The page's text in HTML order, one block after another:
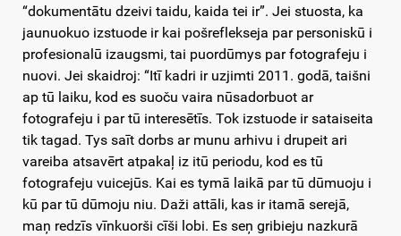
“dokumentātu dzeivi taidu, kaida tei ir”. Jei stuosta, ka
jaunuokuo izstuode ir kai pošreflekseja par personiskū i
profesionalū izaugsmi, tai puordūmys par fotografeju i
nuovi. Jei skaidroj: “Itī kadri ir uzjimti 2011. godā, taišni
ap tū laiku, kod es suoču vaira nūsadorbuot ar
fotografeju i par tū interesētīs. Tok izstuode ir sataiseita
tik tagad. Tys saīt dorbs ar munu arhivu i drupeit ari
vareiba atsavērt atpakaļ iz itū periodu, kod es tū
fotografeju vuicejūs. Kai es tymā laikā par tū dūmuoju i
kū par tū dūmoju niu. Daži attāli, kas ir itamā serejā,
maņ redzīs vīnkuorši cīši lobi. Es seņ gribieju nazkurā